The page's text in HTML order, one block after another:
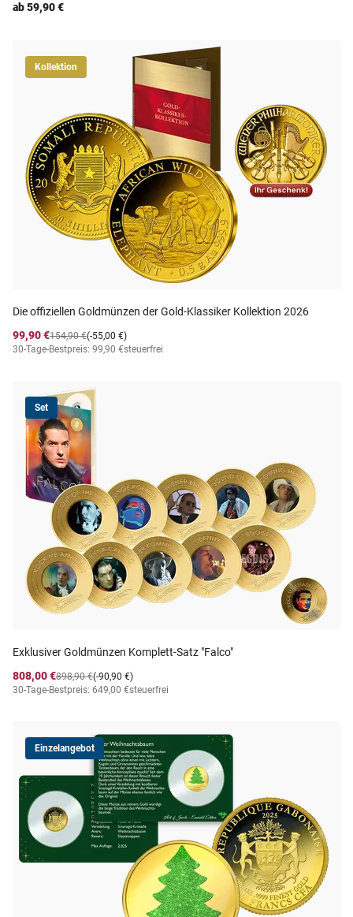
ab 59,90 €
Kollektion
Die offiziellen Goldmünzen der Gold-Klassiker Kollektion 2026
99,90 €
(-55,00 €)
154,90 €
30-Tage-Bestpreis: 99,90 €steuerfrei
Set
Exklusiver Goldmünzen Komplett-Satz "Falco"
808,00 €
(-90,90 €)
898,90 €
30-Tage-Bestpreis: 649,00 €steuerfrei
Einzelangebot